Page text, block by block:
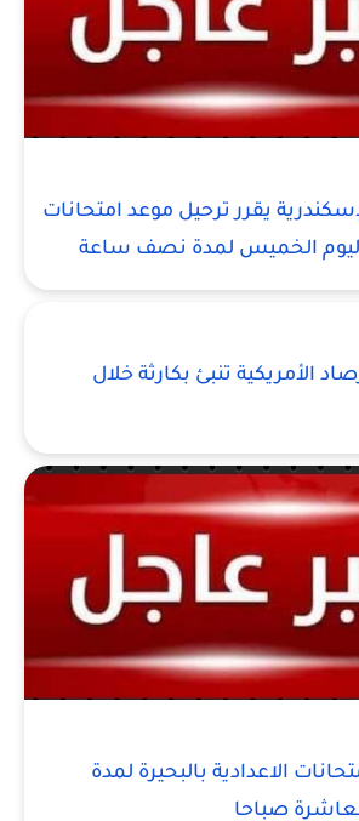
يقرر ترحيل موعد امتحانات
اليوم الخميس لمدة نصف ساعة
الأمريكية تنبئ بكارثة خلال
الاعدادية بالبحيرة لمدة
صباحا